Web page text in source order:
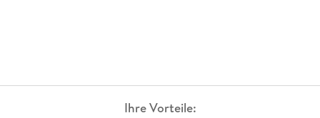
Ihre Vorteile: